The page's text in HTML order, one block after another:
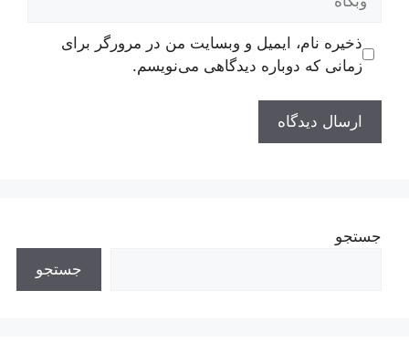
ذخیره نام، ایمیل و وبسایت من در مرورگر برای
زمانی که دوباره دیدگاهی می‌نویسم.
جستجو
جستجو